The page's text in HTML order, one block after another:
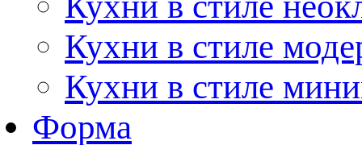
Кухни в стиле
Кухни в стиле
Форма